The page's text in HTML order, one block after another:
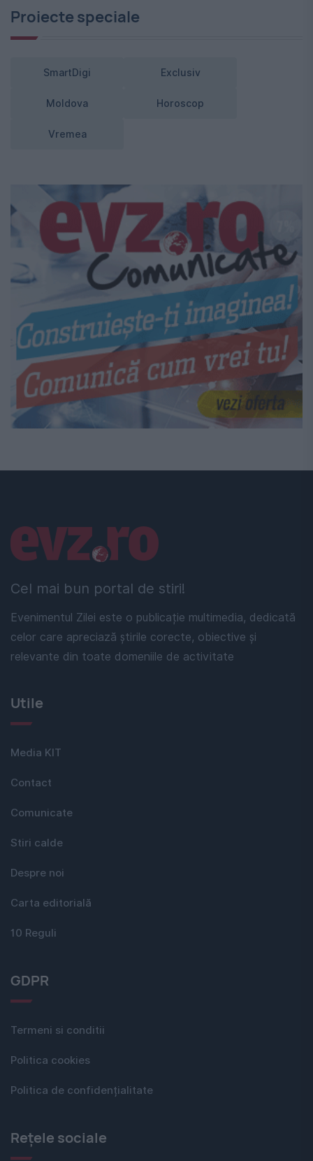
Proiecte speciale
SmartDigi Exclusiv
Moldova Horoscop
Vremea
Cel mai bun portal de stiri!
Evenimentul Zilei este o publicație multimedia, dedicată
celor care apreciază știrile corecte, obiective și
relevante din toate domeniile de activitate
Linkuri utile
Utile
Media KIT
Contact
Comunicate
Stiri calde
Despre noi
Carta editorială
10 Reguli
GDPR
Termeni si conditii
Politica cookies
Politica de confidențialitate
Rețele sociale